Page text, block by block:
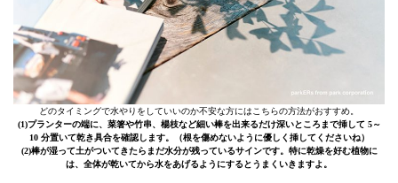
どのタイミングで水やりをしていいのか不安な方にはこちらの方法がおすすめ。
(1)プランターの端に、菜箸や竹串、楊枝など細い棒を出来るだけ深いところまで挿して 5～
10 分置いて乾き具合を確認します。（根を傷めないように優しく挿してくださいね）
(2)棒が湿って土がついてきたらまだ水分が残っているサインです。特に乾燥を好む植物に
は、全体が乾いてから水をあげるようにするとうまくいきますよ。